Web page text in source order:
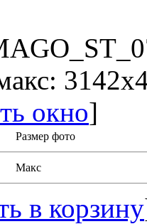
окно]
Размер фото
Макс
в корзину